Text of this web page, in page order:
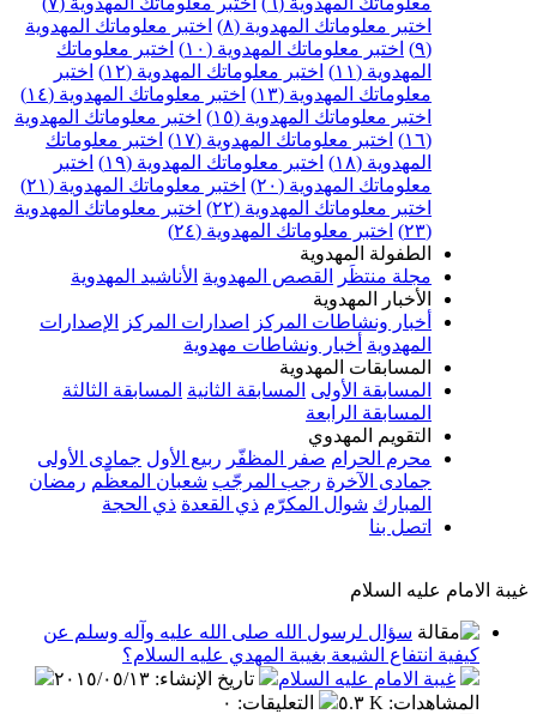
اختبر معلوماتك المهدوية (٨)
اختبر معلوماتك المهدوية
(٩)
اختبر معلوماتك المهدوية (١٠)
اختبر معلوماتك
المهدوية (١١)
اختبر معلوماتك المهدوية (١٢)
اختبر
معلوماتك المهدوية (١٣)
اختبر معلوماتك المهدوية (١٤)
اختبر معلوماتك المهدوية (١٥)
اختبر معلوماتك المهدوية
(١٦)
اختبر معلوماتك المهدوية (١٧)
اختبر معلوماتك
المهدوية (١٨)
اختبر معلوماتك المهدوية (١٩)
اختبر
معلوماتك المهدوية (٢٠)
اختبر معلوماتك المهدوية (٢١)
اختبر معلوماتك المهدوية (٢٢)
اختبر معلوماتك المهدوية
(٢٣)
اختبر معلوماتك المهدوية (٢٤)
الطفولة المهدوية
مجلة منتظَر
القصص المهدوية الأناشيد المهدوية
الأخبار المهدوية
أخبار ونشاطات المركز
اصدارات المركز
الإصدارات
المهدوية أخبار ونشاطات مهدوية
المسابقات المهدوية
المسابقة الأولى المسابقة الثانية المسابقة الثالثة
المسابقة الرابعة
التقويم المهدوي
محرم الحرام صفر المظفّر ربيع الأول جمادى الأولى
جمادى الآخرة رجب المرجّب شعبان المعظّم رمضان
المبارك شوال المكرّم ذي القعدة ذي الحجة
اتصل بنا
غيبة الامام عليه السلام
سؤال لرسول الله صلى الله عليه وآله وسلم عن
كيفية انتفاع الشيعة بغيبة المهدي عليه السلام؟
غيبة الامام عليه السلام
تاريخ الإنشاء: ٢٠١٥/٠٥/١٣
المشاهدات: ٥.٣ K التعليقات: ٠